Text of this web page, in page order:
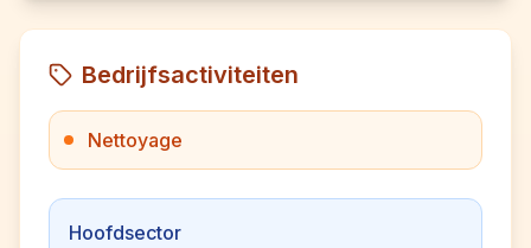
Bedrijfsactiviteiten
Nettoyage
Hoofdsector